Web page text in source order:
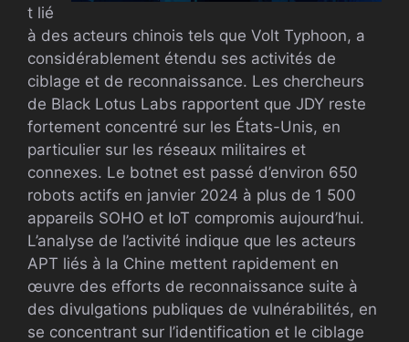
t lié
à des acteurs chinois tels que Volt Typhoon, a
considérablement étendu ses activités de
ciblage et de reconnaissance. Les chercheurs
de Black Lotus Labs rapportent que JDY reste
fortement concentré sur les États-Unis, en
particulier sur les réseaux militaires et
connexes. Le botnet est passé d’environ 650
robots actifs en janvier 2024 à plus de 1 500
appareils SOHO et IoT compromis aujourd’hui.
L’analyse de l’activité indique que les acteurs
APT liés à la Chine mettent rapidement en
œuvre des efforts de reconnaissance suite à
des divulgations publiques de vulnérabilités, en
se concentrant sur l’identification et le ciblage